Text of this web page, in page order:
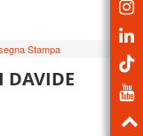
Stampa
DAVIDE